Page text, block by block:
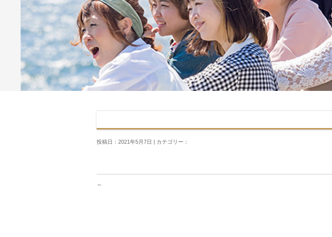
投稿日：2021年5月7日 | カテゴリー：
←